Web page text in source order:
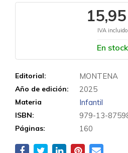
IVA incluido
En stock
Editorial: MONTENA
Año de edición: 2025
Materia Infantil
ISBN: 979-13-
Páginas: 160